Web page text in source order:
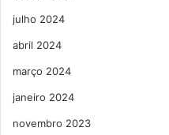
julho 2024
abril 2024
março 2024
janeiro 2024
novembro 2023